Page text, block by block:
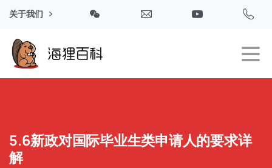
关于我们
5.6新政对国际毕业生类申请人的要求详
解